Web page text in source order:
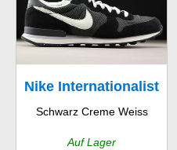
Nike Internationalist
Schwarz Creme Weiss
Auf Lager